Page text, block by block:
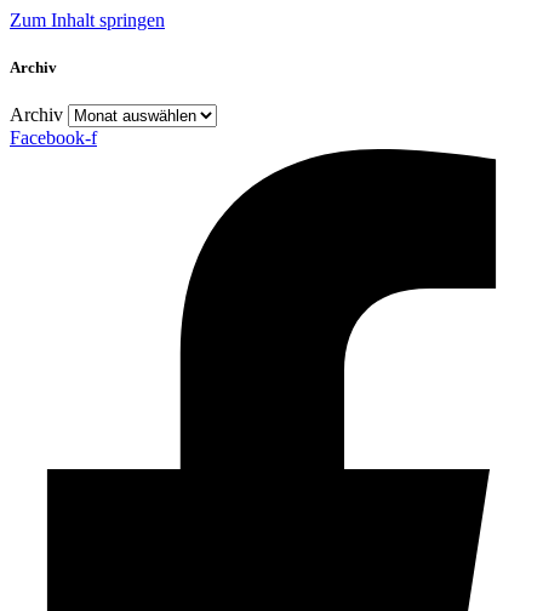
Zum Inhalt springen
Archiv
Archiv
Facebook-f